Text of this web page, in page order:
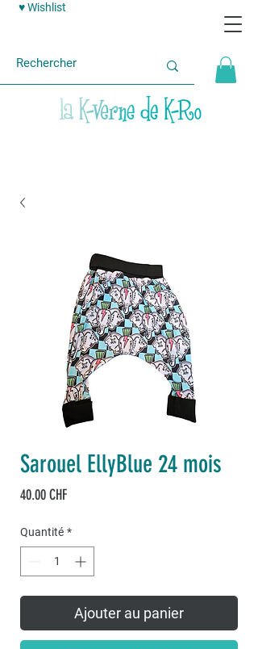
♥ Wishlist
Sarouel EllyBlue 24 mois
40.00 CHFPrix
Quantité *
Ajouter au panier